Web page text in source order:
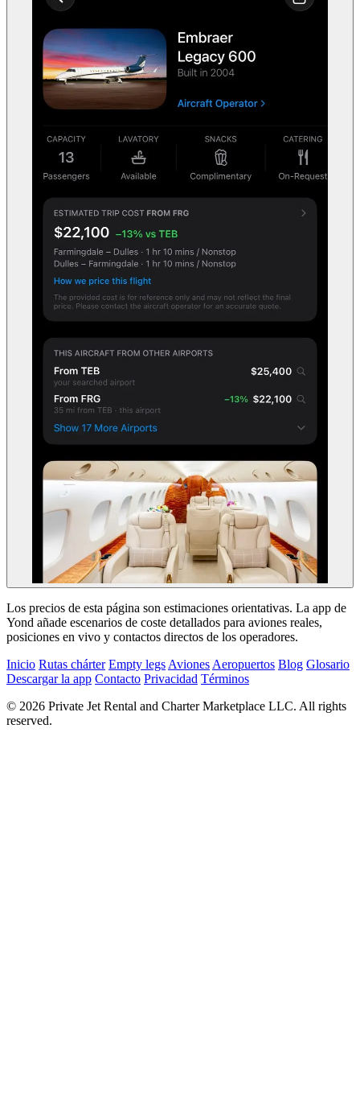
Los precios de esta página son estimaciones orientativas. La app de
Yond añade escenarios de coste detallados para aviones reales,
posiciones en vivo y contactos directos de los operadores.
Inicio Rutas chárter Empty legs Aviones Aeropuertos Blog Glosario
Descargar la app Contacto Privacidad Términos
© 2026 Private Jet Rental and Charter Marketplace LLC. All rights
reserved.